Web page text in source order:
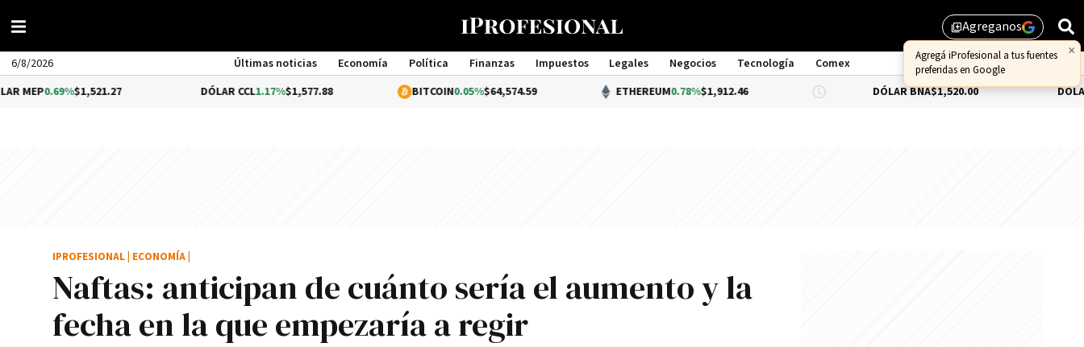
library_addAgreganos
6/8/2026 Últimas noticias Economía Política Finanzas Impuestos Legales Negocios Tecnología
Comex
Management
$1,521.27 1.17%$1,577.88 0.05%$64,574.59 ETHEREUM0.78%$1,912.46 DÓLAR BNA $1,520.00 DÓLAR BLUE-
Naftas: anticipan de cuánto serí­a el aumento y la
fecha en la que empezarí­a a regir
IPROFESIONAL ECONOMÍA